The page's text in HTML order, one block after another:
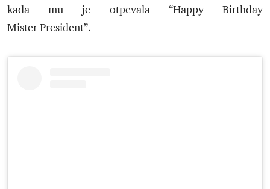
kada mu je otpevala “Happy Birthday
Mister President”.